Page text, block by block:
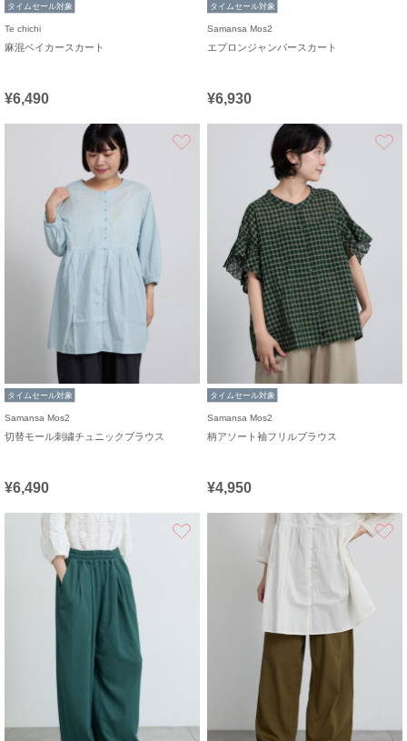
タイムセール対象
Te chichi
麻混ベイカースカート
¥6,490
タイムセール対象
Samansa Mos2
エプロンジャンパースカート
¥6,930
タイムセール対象
Samansa Mos2
切替モール刺繍チュニックブラウス
¥6,490
タイムセール対象
Samansa Mos2
柄アソート袖フリルブラウス
¥4,950